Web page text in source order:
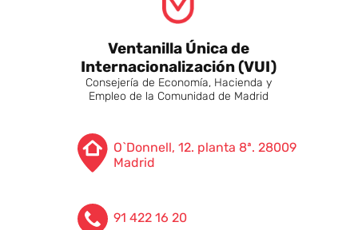
Ventanilla Única de
Internacionalización (VUI)
Consejería de Economía, Hacienda y
Empleo de la Comunidad de Madrid
O`Donnell, 12. planta 8ª. 28009
Madrid
91 422 16 20